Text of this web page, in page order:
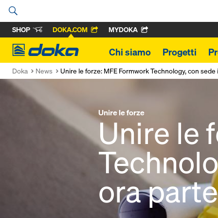
SHOP DOKA.COM MYDOKA
Doka
Chi siamo Progetti
Doka News Unire le forze: MFE Formwork Technology, con
Unire le forze
Unire le
ora